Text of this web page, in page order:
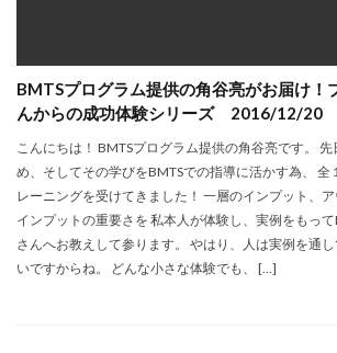
BMTSプログラム提供の角谷亮がお届け！
んからの成功体験シリーズ 2016/12/20
こんにちは！ BMTSプログラム提供の角谷亮です。
め、そしてその学びをBMTSでの指導に活かす為、 全
レーニングを受けてきました！ 一層のインプット、
インプットの重要さを 私本人が体験し、実例をもっ
さんへお教えして参ります。 やはり、人は実例を通
いですからね。 どんな小さな体験でも、 […]